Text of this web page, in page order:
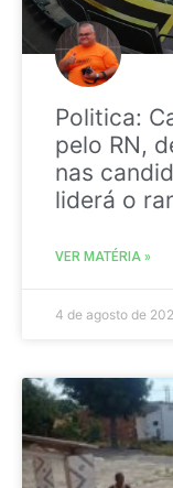
Politica:
pelo RN,
nas
liderá o
VER MATÉRIA »
4 de agosto de